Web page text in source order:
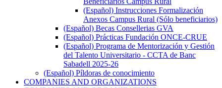
(Español) Instrucciones Formalización
Anexos Campus Rural (Sólo beneficiarios)
(Español) Becas Consellerias GVA
(Español) Prácticas Fundación ONCE-CRUE
(Español) Programa de Mentorización y Gestión
del Talento Universitario - CCTA de Banc
Sabadell 2025-26
(Español) Píldoras de conocimiento
COMPANIES AND ORGANIZATIONS